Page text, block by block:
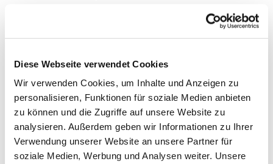
Diese Webseite verwendet Cookies
Wir verwenden Cookies, um Inhalte und Anzeigen zu
personalisieren, Funktionen für soziale Medien anbieten
zu können und die Zugriffe auf unsere Website zu
analysieren. Außerdem geben wir Informationen zu Ihrer
Verwendung unserer Website an unsere Partner für
soziale Medien, Werbung und Analysen weiter. Unsere